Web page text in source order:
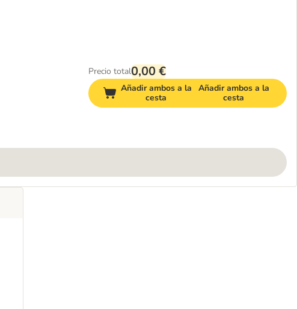
Precio total0,00 €
Añadir ambos a la
cesta
Añadir ambos a la
cesta